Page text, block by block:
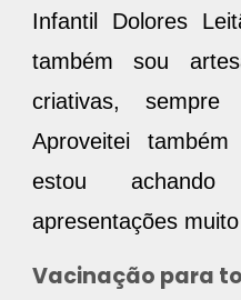
Infantil Dolores
também sou
criativas,
Aproveitei
estou
apresentações muito
Vacinação para